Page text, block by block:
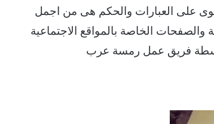
على العبارات والحكم هى من اجمل
الخاصة بالمواقع الاجتماعية
فريق عمل رمسة عرب